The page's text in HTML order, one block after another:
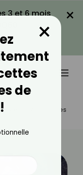
3 et 6 mois
×
Vertus Apaisantes
de
×